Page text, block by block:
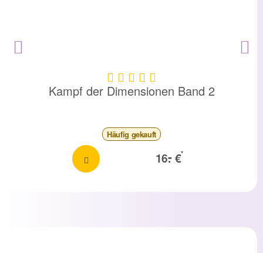
Kampf der Dimensionen Band 2
Häufig gekauft
16.- €
*